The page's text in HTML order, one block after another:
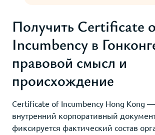
Получить Certificate
Incumbency в
правовой смысл и
происхождение
Certificate of Incumbency Hong Kong
внутренний корпоративный
фиксируется фактический состав